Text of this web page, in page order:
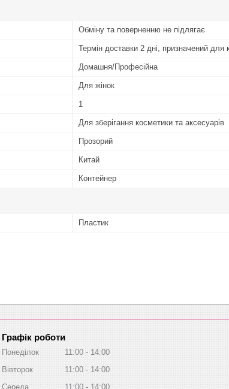
Обміну та поверненню не підлягає
Термін доставки 2 дні, призначений для
Домашня/Професійна
Для жінок
1
Для зберігання косметики та аксесуарів
Прозорий
Китай
Контейнер
Пластик
Графік роботи
Понеділок 11:00
14:00
Вівторок
11:00
14:00
Середа
11:00 14:00